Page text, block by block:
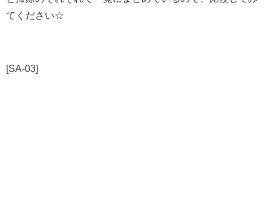
てください☆
[SA-03]